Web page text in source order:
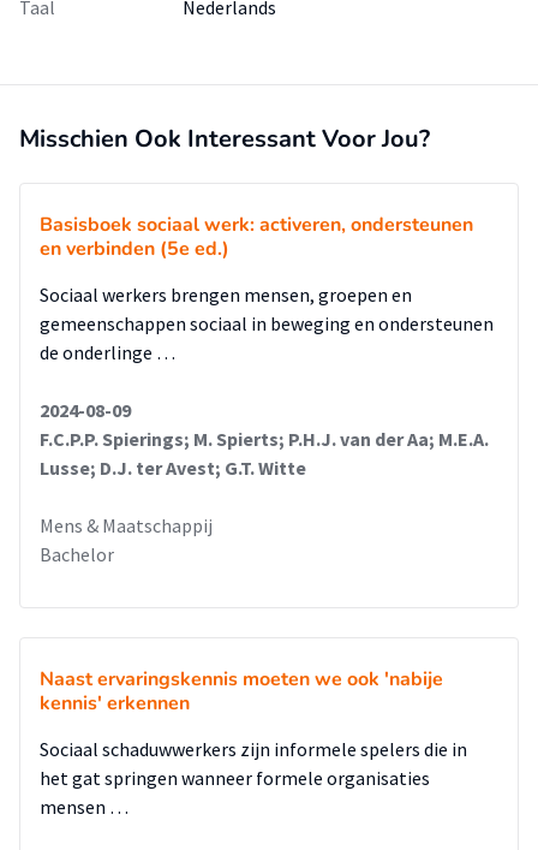
graag leren hoe ze beter met LHBTI+ jongeren om kunnen
bekijken wat maakt dat een sociaal werker zich onbekwaam
voelt. Daarna nemen we interviews af met jongerenwerkers
van Stichting Welzijnsorganisatie Compaen (Compaen), de
organisatie waar wij onderzoek doen, en onderzoeken we
hoe bekwaam zij zich voelen en wat zij missen om zich
op uitkomsten van het onderzoek van KIS zoals eerder is
beschreven. Voor de punten die ontbreken, wordt een
ontwerp bedacht.
Taal Nederlands
Misschien Ook Interessant Voor Jou?
Basisboek sociaal werk: activeren, ondersteunen
en verbinden (5e ed.)
Sociaal werkers brengen mensen, groepen en
gemeenschappen sociaal in beweging en ondersteunen
de onderlinge …
2024-08-09
F.C.P.P. Spierings; M. Spierts; P.H.J. van der Aa; M.E.A.
Lusse; D.J. ter Avest; G.T. Witte
Mens & Maatschappij
Bachelor
Naast ervaringskennis moeten we ook 'nabije
kennis' erkennen
Sociaal schaduwwerkers zijn informele spelers die in
het gat springen wanneer formele organisaties
mensen …